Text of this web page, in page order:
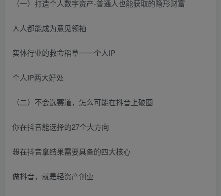
（一）打造个人数字资产-普通人也能获取的隐形财富
人人都能成为意见领袖
实体行业的救命稻草一一个人IP
个人IP两大好处
（二）不会选赛道，怎么可能在抖音上破圈
你在抖音能选择的27个大方向
想在抖音拿结果需要具备的四大核心
做抖音，就是轻资产创业